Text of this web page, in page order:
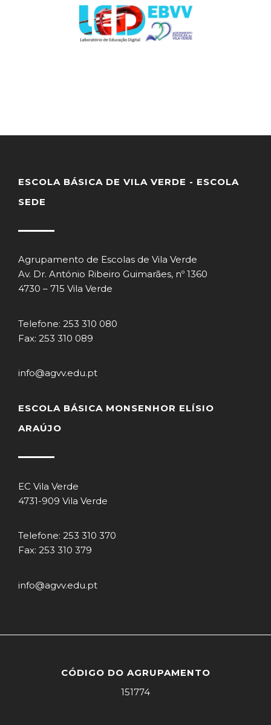
ESCOLA BÁSICA DE VILA VERDE - ESCOLA
SEDE
Agrupamento de Escolas de Vila Verde
Av. Dr. António Ribeiro Guimarães, nº 1360
4730 – 715 Vila Verde
Telefone: 253 310 080
Fax: 253 310 089
info@agvv.edu.pt
ESCOLA BÁSICA MONSENHOR ELÍSIO
ARAÚJO
EC Vila Verde
4731-909 Vila Verde
Telefone: 253 310 370
Fax: 253 310 379
info@agvv.edu.pt
CÓDIGO DO AGRUPAMENTO
151774